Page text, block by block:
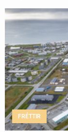
FRÉTTIR